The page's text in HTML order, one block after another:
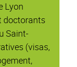
Lyon
doctorants
Saint-
(visas,